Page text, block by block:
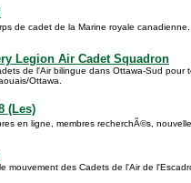
de cadet de la Marine royale canadienne.
Legion Air Cadet Squadron
de l'Air bilingue dans Ottawa-Sud
Ottawa.
(Les)
en ligne, membres recherchÃ©s,
mouvement des Cadets de l'Air de